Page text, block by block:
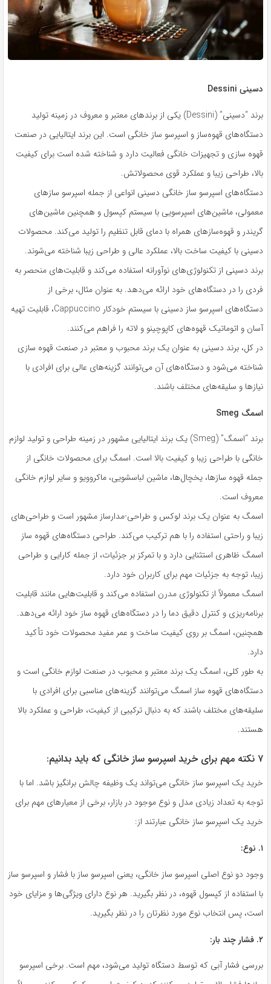
دسینی Dessini
برند “دسینی” (Dessini) یکی از برندهای معتبر و معروف در زمینه تولید
دستگاه‌های قهوه‌ساز و اسپرسو ساز خانگی است. این برند ایتالیایی در صنعت
قهوه سازی و تجهیزات خانگی فعالیت دارد و شناخته شده است برای کیفیت
بالا، طراحی زیبا و عملکرد قوی محصولاتش.
دستگاه‌های اسپرسو ساز خانگی دسینی انواعی از جمله اسپرسو سازهای
معمولی، ماشین‌های اسپرسویی با سیستم کپسول و همچنین ماشین‌های
گریندر و قهوه‌سازهای همراه با دمای قابل تنظیم را تولید می‌کند. محصولات
دسینی با کیفیت ساخت بالا، عملکرد عالی و طراحی زیبا شناخته می‌شوند.
برند دسینی از تکنولوژی‌های نوآورانه استفاده می‌کند و قابلیت‌های منحصر به
فردی را در دستگاه‌های خود ارائه می‌دهد. به عنوان مثال، برخی از
دستگاه‌های اسپرسو ساز دسینی با سیستم خودکار Cappuccino، قابلیت تهیه
آسان و اتوماتیک قهوه‌های کاپوچینو و لاته را فراهم می‌کنند.
در کل، برند دسینی به عنوان یک برند محبوب و معتبر در صنعت قهوه سازی
شناخته می‌شود و دستگاه‌های آن می‌توانند گزینه‌های عالی برای افرادی با
نیازها و سلیقه‌های مختلف باشند.
اسمگ Smeg
برند “اسمگ” (Smeg) یک برند ایتالیایی مشهور در زمینه طراحی و تولید لوازم
خانگی با طراحی زیبا و کیفیت بالا است. اسمگ برای محصولات خانگی از
جمله قهوه سازها، یخچال‌ها، ماشین لباسشویی، ماکروویو و سایر لوازم خانگی
معروف است.
اسمگ به عنوان یک برند لوکس و طراحی-مدارساز مشهور است و طراحی‌های
زیبا و راحتی استفاده را با هم ترکیب می‌کند. طراحی دستگاه‌های قهوه ساز
اسمگ ظاهری استثنایی دارد و با تمرکز بر جزئیات، از جمله کارایی و طراحی
زیبا، توجه به جزئیات مهم برای کاربران خود دارد.
اسمگ معمولاً از تکنولوژی مدرن استفاده می‌کند و قابلیت‌هایی مانند قابلیت
برنامه‌ریزی و کنترل دقیق دما را در دستگاه‌های قهوه ساز خود ارائه می‌دهد.
همچنین، اسمگ بر روی کیفیت ساخت و عمر مفید محصولات خود تأکید
دارد.
به طور کلی، اسمگ یک برند معتبر و محبوب در صنعت لوازم خانگی است و
دستگاه‌های قهوه ساز اسمگ می‌توانند گزینه‌های مناسبی برای افرادی با
سلیقه‌های مختلف باشند که به دنبال ترکیبی از کیفیت، طراحی و عملکرد بالا
هستند.
۷ نکته مهم برای خرید اسپرسو ساز خانگی که باید بدانیم:
خرید یک اسپرسو ساز خانگی می‌تواند یک وظیفه چالش برانگیز باشد. اما با
توجه به تعداد زیادی مدل و نوع موجود در بازار، برخی از معیارهای مهم برای
خرید یک اسپرسو ساز خانگی عبارتند از:
۱. نوع:
وجود دو نوع اصلی اسپرسو ساز خانگی، یعنی اسپرسو ساز با فشار و اسپرسو ساز
با استفاده از کپسول قهوه، در نظر بگیرید. هر نوع دارای ویژگی‌ها و مزایای خود
است، پس انتخاب نوع مورد نظرتان را در نظر بگیرید.
۲. فشار چند بار:
بررسی فشار آبی که توسط دستگاه تولید می‌شود، مهم است. برخی اسپرسو